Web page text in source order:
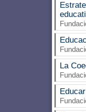
La